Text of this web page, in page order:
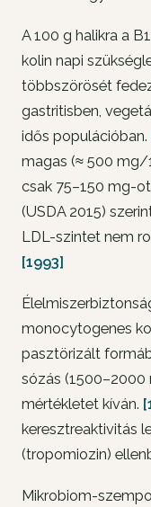
A 100 g halikra a
kolin napi
többszörösét
gastritisben,
idős populációban.
magas (≈ 500 mg/
csak 75–150 mg-
(USDA 2015)
LDL-szintet nem
[1993]
monocytogenes
pasztörizált
sózás
mértékletet kíván.
keresztreaktivitás
(tropomiozin)
Mikrobiom-